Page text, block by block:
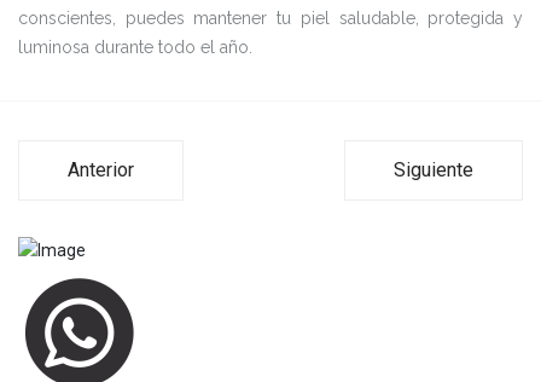
conscientes, puedes mantener tu piel saludable, protegida y
luminosa durante todo el año.
Anterior Siguiente